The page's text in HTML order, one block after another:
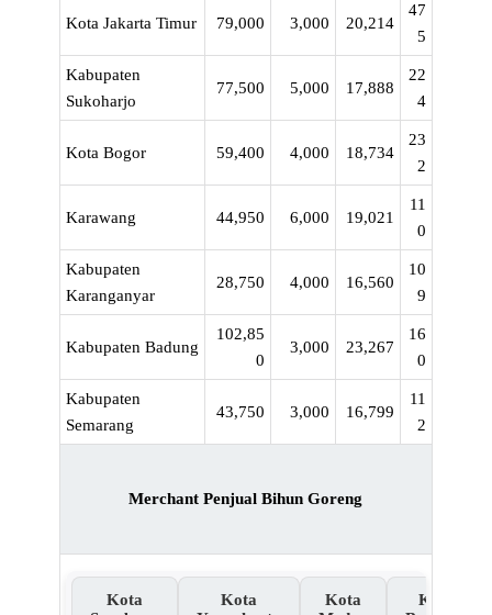
Kota Jakarta Timur 79,000 3,000 20,214
47
5
Kabupaten
Sukoharjo
77,500 5,000 17,888
22
4
Kota Bogor 59,400 4,000 18,734
23
2
Karawang 44,950 6,000 19,021
11
0
Kabupaten
Karanganyar
28,750 4,000 16,560
10
9
Kabupaten Badung
102,85
0
3,000 23,267
16
0
Kabupaten
Semarang
43,750 3,000 16,799
11
2
Merchant Penjual Bihun Goreng
Kota
Kota
Kota
Kota